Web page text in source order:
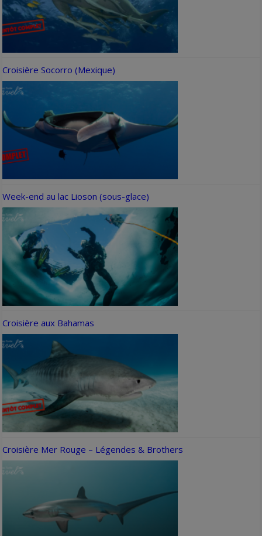
Croisière Socorro (Mexique)
Week-end au lac Lioson (sous-glace)
Croisière aux Bahamas
Croisière Mer Rouge – Légendes & Brothers